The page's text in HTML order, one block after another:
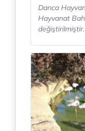
Darıca
Hayvanat
değiştirilmiştir.